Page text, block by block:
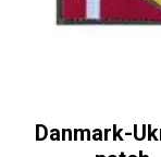
Danmark-